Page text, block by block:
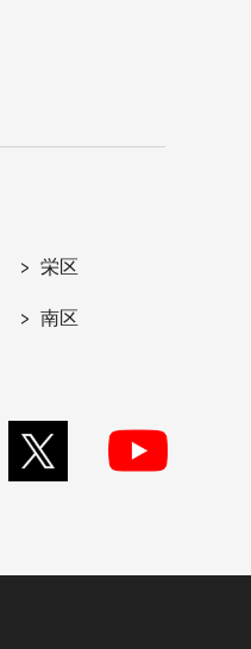
栄区
南区